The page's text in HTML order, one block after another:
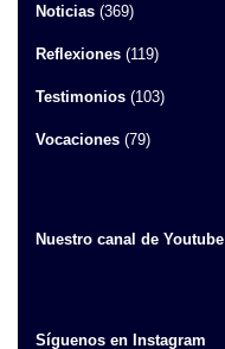
Noticias (369)
Reflexiones (119)
Testimonios (103)
Vocaciones (79)
Nuestro canal de Youtube
Síguenos en Instagram